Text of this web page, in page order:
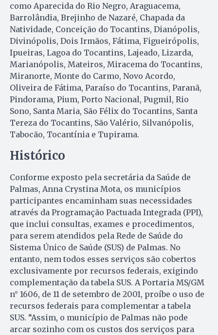
como Aparecida do Rio Negro, Araguacema,
Barrolândia, Brejinho de Nazaré, Chapada da
Natividade, Conceição do Tocantins, Dianópolis,
Divinópolis, Dois Irmãos, Fátima, Figueirópolis,
Ipueiras, Lagoa do Tocantins, Lajeado, Lizarda,
Marianópolis, Mateiros, Miracema do Tocantins,
Miranorte, Monte do Carmo, Novo Acordo,
Oliveira de Fátima, Paraíso do Tocantins, Paranã,
Pindorama, Pium, Porto Nacional, Pugmil, Rio
Sono, Santa Maria, São Félix do Tocantins, Santa
Tereza do Tocantins, São Valério, Silvanópolis,
Tabocão, Tocantínia e Tupirama.
Histórico
Conforme exposto pela secretária da Saúde de
Palmas, Anna Crystina Mota, os municípios
participantes encaminham suas necessidades
através da Programação Pactuada Integrada (PPI),
que inclui consultas, exames e procedimentos,
para serem atendidos pela Rede de Saúde do
Sistema Único de Saúde (SUS) de Palmas. No
entanto, nem todos esses serviços são cobertos
exclusivamente por recursos federais, exigindo
complementação da tabela SUS. A Portaria MS/GM
n° 1606, de 11 de setembro de 2001, proíbe o uso de
recursos federais para complementar a tabela
SUS. “Assim, o município de Palmas não pode
arcar sozinho com os custos dos serviços para